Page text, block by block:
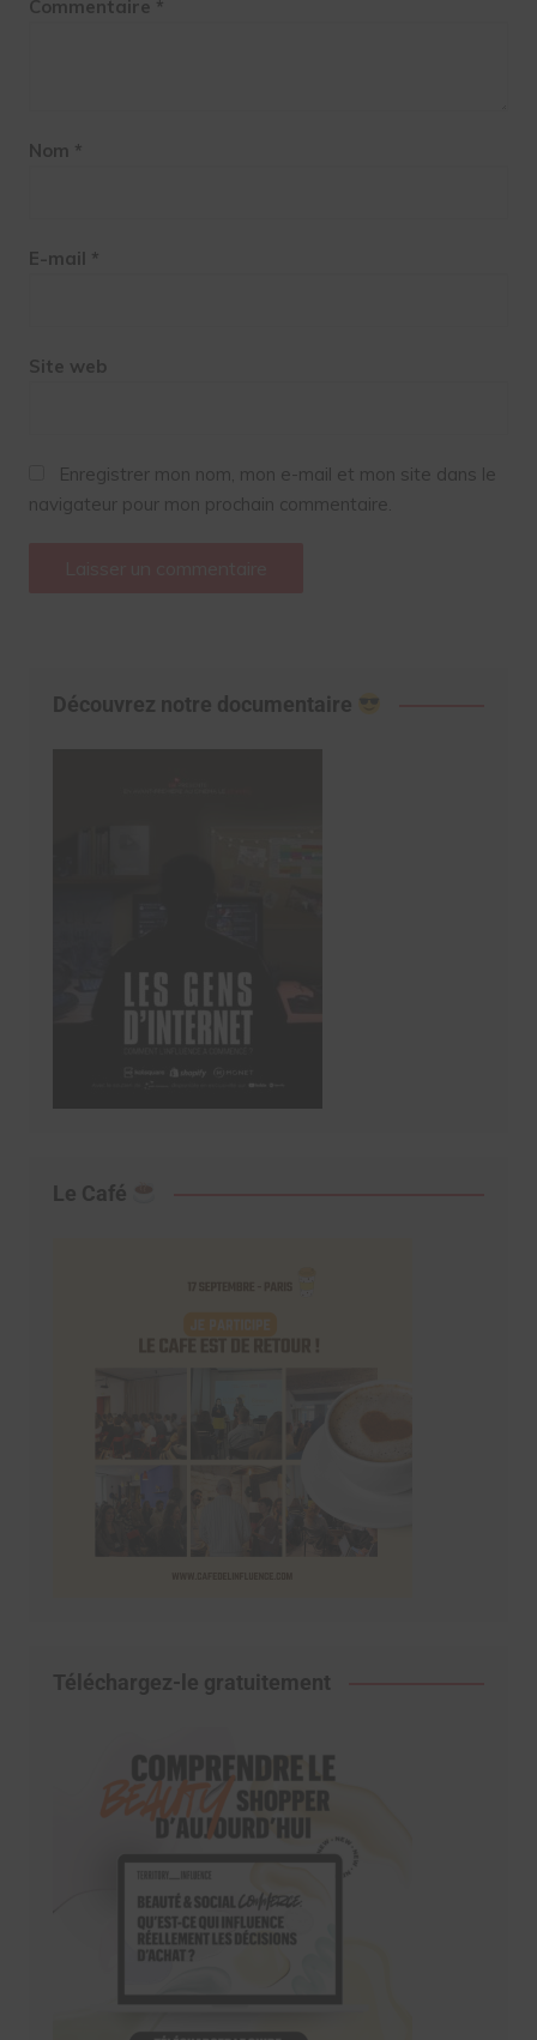
Commentaire *
Nom *
E-mail *
Site web
Enregistrer mon nom, mon e-mail et mon site dans le
navigateur pour mon prochain commentaire.
Découvrez notre documentaire
Le Café
Téléchargez-le gratuitement